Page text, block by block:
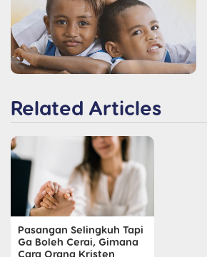
Related Articles
Pasangan Selingkuh Tapi
Ga Boleh Cerai, Gimana
Cara Orang Kristen